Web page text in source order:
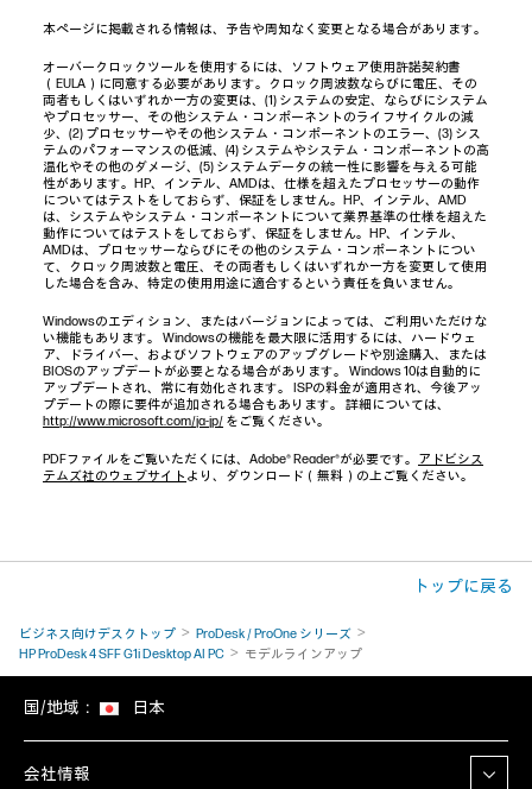
本ページに掲載される情報は、予告や周知なく変更となる場合があります。
オーバークロックツールを使用するには、ソフトウェア使用許諾契約書
（EULA）に同意する必要があります。クロック周波数ならびに電圧、その
両者もしくはいずれか一方の変更は、(1) システムの安定、ならびにシステム
やプロセッサー、その他システム・コンポーネントのライフサイクルの減
少、(2) プロセッサーやその他システム・コンポーネントのエラー、(3) シス
テムのパフォーマンスの低減、(4) システムやシステム・コンポーネントの高
温化やその他のダメージ、(5) システムデータの統一性に影響を与える可能
性があります。HP、インテル、AMDは、仕様を超えたプロセッサーの動作
についてはテストをしておらず、保証をしません。HP、インテル、AMD
は、システムやシステム・コンポーネントについて業界基準の仕様を超えた
動作についてはテストをしておらず、保証をしません。HP、インテル、
AMDは、プロセッサーならびにその他のシステム・コンポーネントについ
て、クロック周波数と電圧、その両者もしくはいずれか一方を変更して使用
した場合を含み、特定の使用用途に適合するという責任を負いません。
Windowsのエディション、またはバージョンによっては、ご利用いただけな
い機能もあります。 Windowsの機能を最大限に活用するには、ハードウェ
ア、ドライバー、およびソフトウェアのアップグレードや別途購入、または
BIOSのアップデートが必要となる場合があります。 Windows 10は自動的に
アップデートされ、常に有効化されます。 ISPの料金が適用され、今後アッ
プデートの際に要件が追加される場合もあります。 詳細については、
http://www.microsoft.com/ja-jp/ をご覧ください。
PDFファイルをご覧いただくには、Adobe® Reader®が必要です。 アドビシス
テムズ社のウェブサイト より、ダウンロード（無料）の上ご覧ください。
トップに戻る
ビジネス向けデスクトップ
ProDesk / ProOne シリーズ
HP ProDesk 4 SFF G1i Desktop AI PC
モデルラインアップ
国/地域： 日本
会社情報